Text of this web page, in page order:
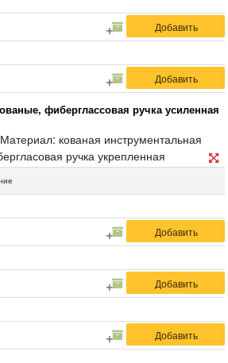
кованая инструментальная
ручка укрепленная